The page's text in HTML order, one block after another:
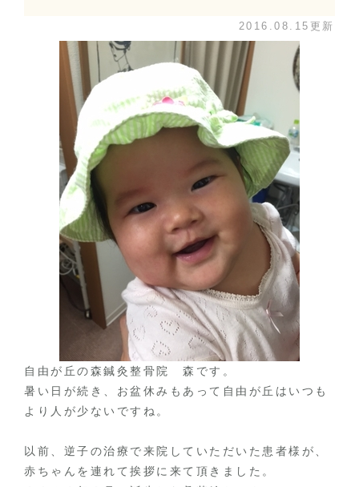
2016.08.15更新
自由が丘の森鍼灸整骨院 森です。
暑い日が続き、お盆休みもあって自由が丘はいつも
より人が少ないですね。
以前、逆子の治療で来院していただいた患者様が、
赤ちゃんを連れて挨拶に来て頂きました。